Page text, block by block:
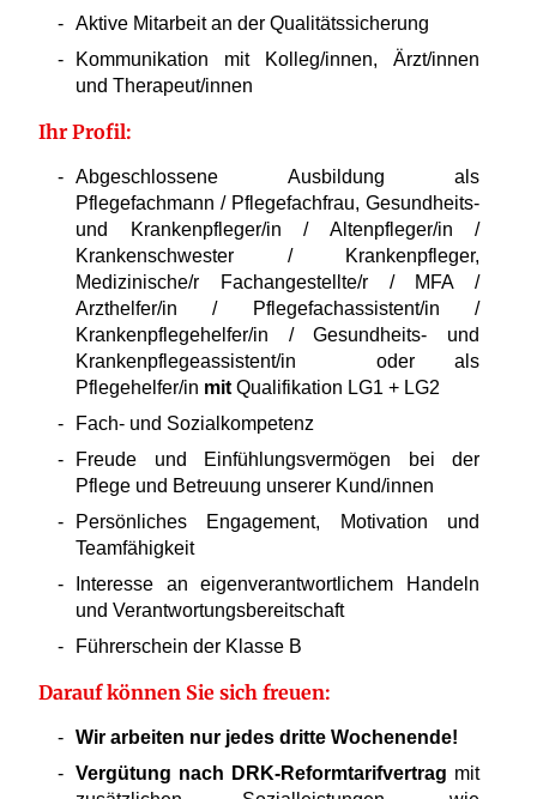
Aktive Mitarbeit an der Qualitätssicherung
Kommunikation mit Kolleg/innen, Ärzt/innen
und Therapeut/innen
Ihr Profil:
Abgeschlossene Ausbildung als
Pflegefachmann / Pflegefachfrau, Gesundheits-
und Krankenpfleger/in / Altenpfleger/in /
Krankenschwester / Krankenpfleger,
Medizinische/r Fachangestellte/r / MFA /
Arzthelfer/in / Pflegefachassistent/in /
Krankenpflegehelfer/in / Gesundheits- und
Krankenpflegeassistent/in oder als
Pflegehelfer/in mit Qualifikation LG1 + LG2
Fach- und Sozialkompetenz
Freude und Einfühlungsvermögen bei der
Pflege und Betreuung unserer Kund/innen
Persönliches Engagement, Motivation und
Teamfähigkeit
Interesse an eigenverantwortlichem Handeln
und Verantwortungsbereitschaft
Führerschein der Klasse B
Darauf können Sie sich freuen:
Wir arbeiten nur jedes dritte Wochenende!
Vergütung nach DRK-Reformtarifvertrag mit